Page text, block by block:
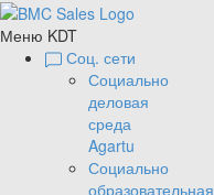
Меню KDT
Соц. сети
Социально
деловая
среда
Agartu
Социально
образовательная